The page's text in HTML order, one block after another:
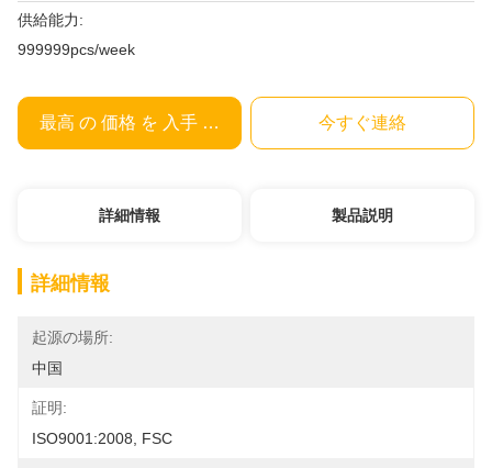
供給能力:
999999pcs/week
最高 の 価格 を 入手 する 今すぐ連絡
詳細情報 製品説明
詳細情報
起源の場所:
中国
証明:
ISO9001:2008, FSC